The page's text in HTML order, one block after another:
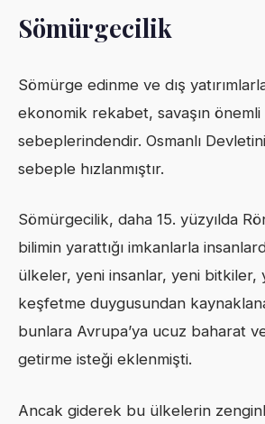
Sömürgecilik
Sömürge edinme ve dış
ekonomik rekabet, savaşın önemli
sebeplerindendir. Osmanlı
sebeple hızlanmıştır.
Sömürgecilik, daha 15. yüzyılda
bilimin yarattığı imkanlarla
ülkeler, yeni insanlar, yeni bitkiler,
keşfetme duygusundan
bunlara Avrupa’ya ucuz baharat
getirme isteği eklenmişti.
Ancak giderek bu ülkelerin